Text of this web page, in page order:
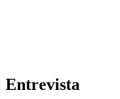
Entrevista